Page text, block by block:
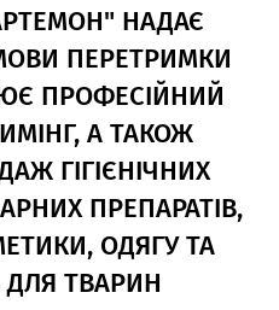
НАДАЄ
ПЕРЕТРИМКИ
ПРОФЕСІЙНИЙ
А ТАКОЖ
ГІГІЄНІЧНИХ
ПРЕПАРАТІВ,
ОДЯГУ ТА
ДЛЯ ТВАРИН